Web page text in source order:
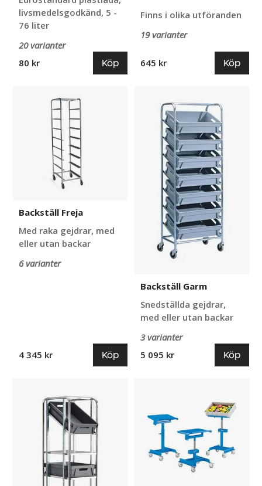
livsmedelsgodkänd, 5 -
76 liter
20 varianter
80 kr
Köp
Finns i olika utföranden
19 varianter
645 kr Köp
Backställ Freja
Med raka gejdrar, med
eller utan backar
6 varianter
4 345 kr Köp
Backställ Garm
Snedställda gejdrar,
med eller utan backar
3 varianter
5 095 kr
Köp